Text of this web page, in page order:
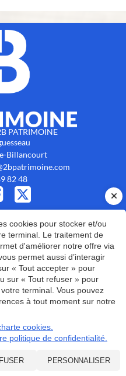
PATRIMOINE
Billancourt
82 48
Actualités Blog
nous
et RGPD
cookies pour stocker et/ou
terminal. Le traitement de
d'améliorer notre offre via
permet aussi d’interagir
« Tout accepter » pour
sur « Tout refuser » pour
terminal. Vous pouvez
à tout moment sur notre
cookies.
politique de confidentialité.
PERSONNALISER